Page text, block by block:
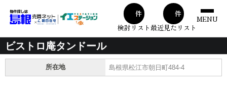
00件
検討リスト
00件
最近見たリスト
MENU
ビストロ庵タンドール
所在地 島根県松江市朝日町484-4